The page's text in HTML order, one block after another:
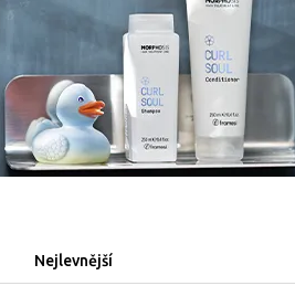
Nejlevnější